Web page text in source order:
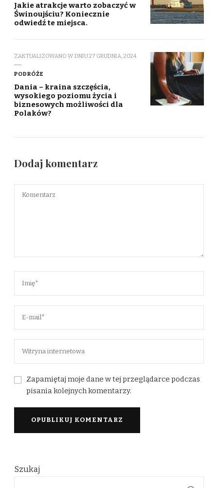
Jakie atrakcje warto zobaczyć w
Świnoujściu? Koniecznie
odwiedź te miejsca.
ZAKTUALIZOWANO W DNIU27 GRUDNIA, 2024
PODRÓŻE
Dania – kraina szczęścia,
wysokiego poziomu życia i
biznesowych możliwości dla
Polaków?
Dodaj komentarz
Zapamiętaj moje dane w tej przeglądarce podczas
pisania kolejnych komentarzy.
Szukaj